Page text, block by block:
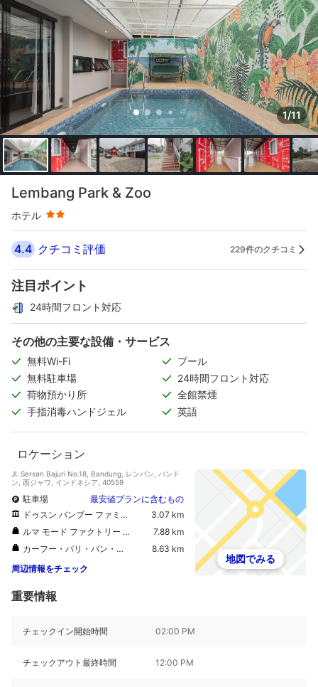
1/11
Lembang Park & Zoo
ホテル
星評価 2つ星
4.4 クチコミ評価 229件のクチコミ
注目ポイント
24時間フロント対応
その他の主要な設備・サービス
無料Wi-Fi
プール
無料駐車場
24時間フロント対応
荷物預かり所
全館禁煙
手指消毒ハンドジェル
英語
ロケーション
Jl. Sersan Bajuri No.18, Bandung, レンバン, バンド
ン, 西ジャワ, インドネシア, 40559
駐車場
最安値プランに含むもの
ドゥスン バンブー ファミリー レジャー パーク
3.07 km
ルマ モード ファクトリー アウトレット
7.88 km
カーフー・パリ・バン・ジャバ・モール
8.63 km
周辺情報をチェック
地図でみる
重要情報
チェックイン開始時間 02:00 PM
チェックアウト最終時間 12:00 PM